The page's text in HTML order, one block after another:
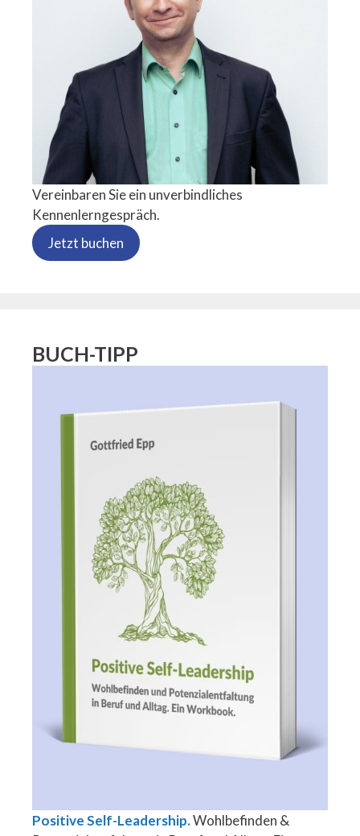
Vereinbaren Sie ein unverbindliches
Kennenlerngespräch.
Jetzt buchen
BUCH-TIPP
Positive Self-Leadership.Wohlbefinden &